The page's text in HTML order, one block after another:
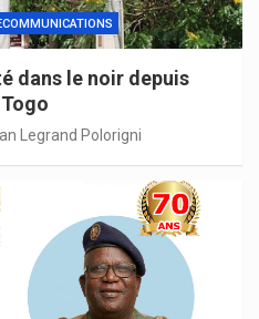
dans le noir depuis
Legrand Polorigni